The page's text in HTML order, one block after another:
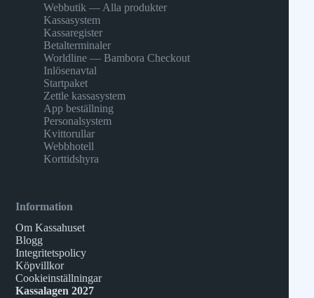
Webbutik — Alla produkter
Kassasystem
Kassaregister
Betalterminaler
Worldline — Bambora Checkout
Inlösenavtal
Startpaket
Zettle kassasystem
App beställning
Personalsystem
Kvittorullar
Webbhotell
Korttidshyra
Information
Om Kassahuset
Blogg
Integritetspolicy
Köpvillkor
Cookieinställningar
Kassalagen 2027